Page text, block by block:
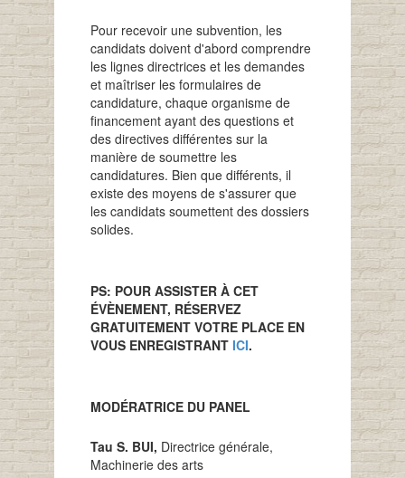
Pour recevoir une subvention, les
candidats doivent d'abord comprendre
les lignes directrices et les demandes
et maîtriser les formulaires de
candidature, chaque organisme de
financement ayant des questions et
des directives différentes sur la
manière de soumettre les
candidatures. Bien que différents, il
existe des moyens de s'assurer que
les candidats soumettent des dossiers
solides.
PS: POUR ASSISTER À CET
ÉVÈNEMENT, RÉSERVEZ
GRATUITEMENT VOTRE PLACE EN
VOUS ENREGISTRANT ICI.
MODÉRATRICE DU PANEL
Tau S. BUI, Directrice générale,
Machinerie des arts